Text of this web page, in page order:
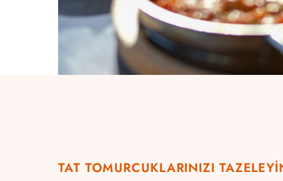
TAT TOMURCUKLARINIZI